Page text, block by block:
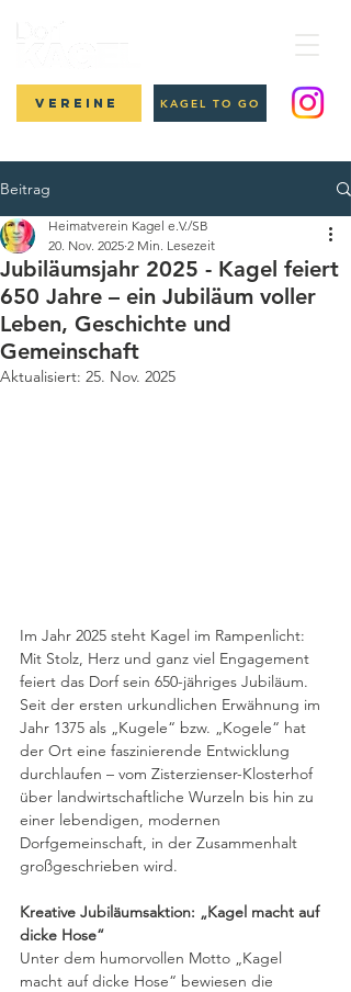
Vereine KAGEL TO GO
Beitrag
Jubiläumsjahr 2025 - Kagel feiert
650 Jahre – ein Jubiläum voller
Leben, Geschichte und
Gemeinschaft
Heimatverein Kagel e.V./SB
20. Nov. 2025 2 Min. Lesezeit
Aktualisiert: 25. Nov. 2025
Im Jahr 2025 steht Kagel im Rampenlicht:
Mit Stolz, Herz und ganz viel Engagement
feiert das Dorf sein 650-jähriges Jubiläum.
Seit der ersten urkundlichen Erwähnung im
Jahr 1375 als „Kugele“ bzw. „Kogele“ hat
der Ort eine faszinierende Entwicklung
durchlaufen – vom Zisterzienser-Klosterhof
über landwirtschaftliche Wurzeln bis hin zu
einer lebendigen, modernen
Dorfgemeinschaft, in der Zusammenhalt
großgeschrieben wird.
Kreative Jubiläumsaktion: „Kagel macht auf
dicke Hose“
Unter dem humorvollen Motto „Kagel
macht auf dicke Hose“ bewiesen die